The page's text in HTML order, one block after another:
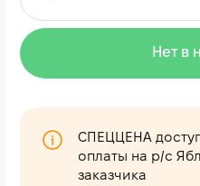
Нет в
СПЕЦЦЕНА
оплаты на р/с
заказчика